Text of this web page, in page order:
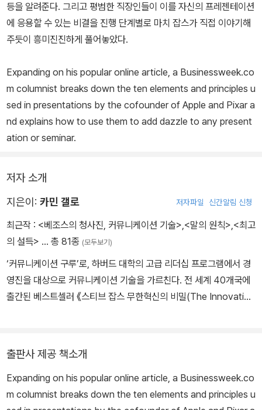
등을 알려준다. 그리고 평범한 직장인들이 이를 자신의 프레젠테이션
에 응용할 수 있는 비결을 진행 단계별로 마치 잡스가 직접 이야기해
주듯이 흥미진진하게 풀어놓았다.
Expanding on his popular online article, a Businessweek.co
m columnist breaks down the ten elements and principles u
sed in presentations by the cofounder of Apple and Pixar a
nd explains how to use them to add dazzle to any present
ation or seminar.
저자 소개
지은이: 카민 갤로 저자파일 신간알림 신청
최근작 : <베조스의 청사진, 커뮤니케이션 기술>,<말의 원칙>,<최고
의 설득> … 총 81종 (모두보기)
‘커뮤니케이션 구루’로, 하버드 대학의 고급 리더십 프로그램에서 경
영진을 대상으로 커뮤니케이션 기술을 가르친다. 전 세계 40개국에
출간된 베스트셀러 《스티브 잡스 무한혁신의 비밀(The Innovation
휴렛패커드, 코카콜라, 화이자 등 세계 최정상 기업의 경영진과 함께
일하며 프레젠테이션과 언론 홍보, 커뮤니케이션 기술을 전수해 왔
다. 오랫동안 각종 온·오프라인 매체에 커뮤니케이션과 리더십에 관
출판사 제공 책소개
Expanding on his popular online article, a Businessweek.co
m columnist breaks down the ten elements and principles u